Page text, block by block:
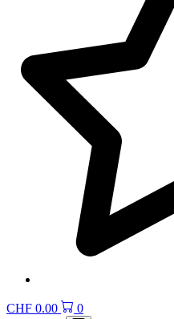
CHF 0.00
0